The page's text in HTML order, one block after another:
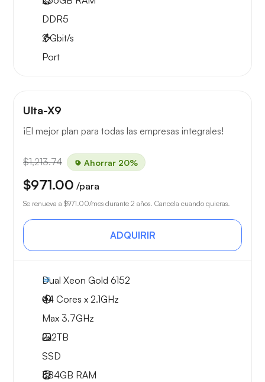
DDR5
2Gbit/s
Port
Ulta-X9
¡El mejor plan para todas las empresas integrales!
$1,213.74 Ahorrar 20%
$971.00 /para
Se renueva a $971.00/mes durante 2 años. Cancela cuando quieras.
ADQUIRIR
Dual Xeon Gold 6152
44 Cores x 2.1GHz
Max 3.7GHz
2x2TB
SSD
384GB RAM